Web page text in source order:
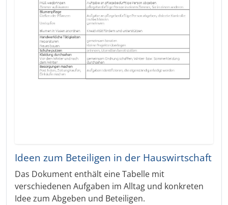
Ideen zum Beteiligen in der Hauswirtschaft
Das Dokument enthält eine Tabelle mit
verschiedenen Aufgaben im Alltag und konkreten
Idee zum Abgeben und Beteiligen.